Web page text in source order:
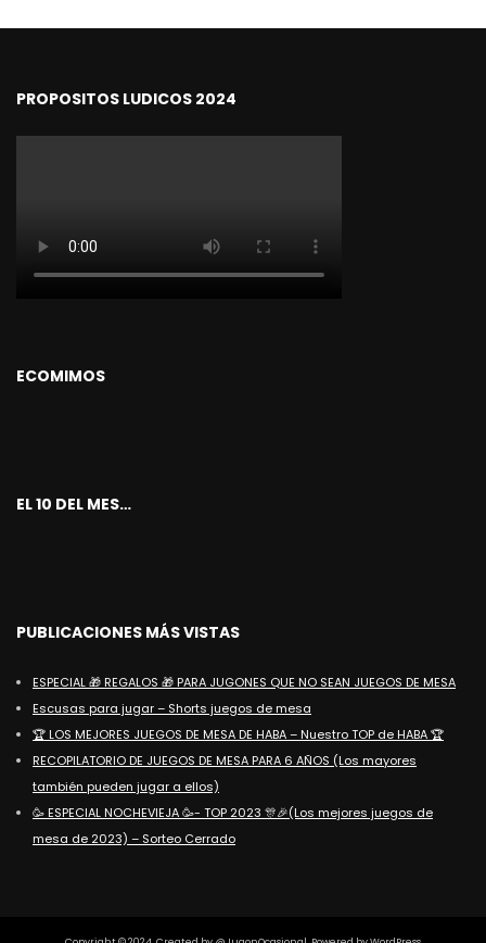
PROPOSITOS LUDICOS 2024
ECOMIMOS
EL 10 DEL MES…
PUBLICACIONES MÁS VISTAS
ESPECIAL 🎁 REGALOS 🎁 PARA JUGONES QUE NO SEAN JUEGOS DE MESA
Escusas para jugar – Shorts juegos de mesa
🏆 LOS MEJORES JUEGOS DE MESA DE HABA – Nuestro TOP de HABA 🏆
RECOPILATORIO DE JUEGOS DE MESA PARA 6 AÑOS (Los mayores
también pueden jugar a ellos)
🥳 ESPECIAL NOCHEVIEJA 🥳- TOP 2023 🎊🎉(Los mejores juegos de
mesa de 2023) – Sorteo Cerrado